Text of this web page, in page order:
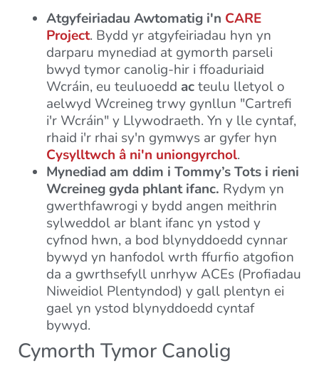
Atgyfeiriadau Awtomatig i'n CARE
Project. Bydd yr atgyfeiriadau hyn yn
darparu mynediad at gymorth parseli
bwyd tymor canolig-hir i ffoaduriaid
Wcráin, eu teuluoedd acteulu lletyol o
aelwyd Wcreineg trwy gynllun "Cartrefi
i'r Wcráin" y Llywodraeth. Yn y lle cyntaf,
rhaid i'r rhai sy'n gymwys ar gyfer hyn
Cysylltwch â ni'n uniongyrchol.
Mynediad am ddim i Tommy’s Tots i rieni
Wcreineg gyda phlant ifanc. Rydym yn
gwerthfawrogi y bydd angen meithrin
sylweddol ar blant ifanc yn ystod y
cyfnod hwn, a bod blynyddoedd cynnar
bywyd yn hanfodol wrth ffurfio atgofion
da a gwrthsefyll unrhyw ACEs (Profiadau
Niweidiol Plentyndod) y gall plentyn ei
gael yn ystod blynyddoedd cyntaf
bywyd.
Cymorth Tymor Canolig